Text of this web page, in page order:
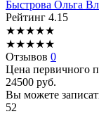
Быстрова Ольга
Рейтинг 4.15
★★★★★
★★★★★
Отзывов 0
Цена первичного
24500 руб.
Вы можете
52